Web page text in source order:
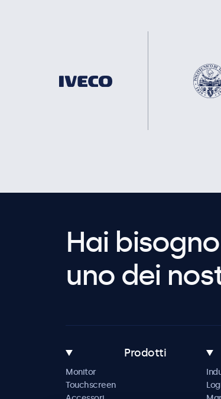
Hai
uno dei
Prodotti
Monitor
Touchscreen